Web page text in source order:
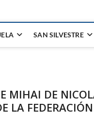
SAN SILVESTRE
MIHAI DE
LA